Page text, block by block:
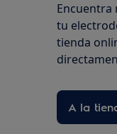
Encuentra
tu
tienda
A la